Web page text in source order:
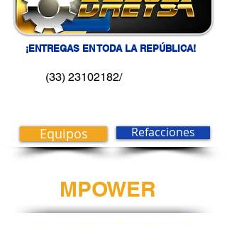
¡ENTREGAS EN TODA LA REPÚBLICA!
(33) 23102182/
Equipos Refacciones
MPOWER